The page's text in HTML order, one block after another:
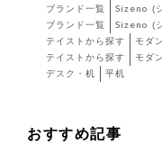
ブランド一覧
Sizeno (
ブランド一覧
Sizeno (
テイストから探す
モダン
テイストから探す
モダン
デスク・机
平机